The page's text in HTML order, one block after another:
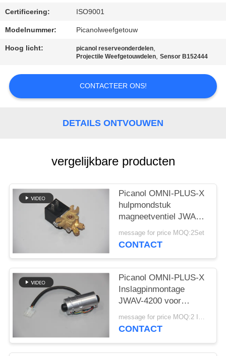
EEN
OFFERTE
AAN
SITEMAP
Certificering: ISO9001
Modelnummer: Picanolweefgetouw
Hoog licht: picanol reserveonderdelen,
Projectile Weefgetouwdelen,Sensor B152444
CONTACTEER ONS!
DETAILS ONTVOUWEN
vergelijkbare producten
Picanol OMNI-PLUS-X
hulpmondstuk
magneetventiel JWAV-
4100 voor weefgetouw
message for price MOQ:2Set
CONTACT
Picanol OMNI-PLUS-X
Inslagpinmontage
JWAV-4200 voor
weefgetouw
message for price MOQ:2 Instellen
CONTACT